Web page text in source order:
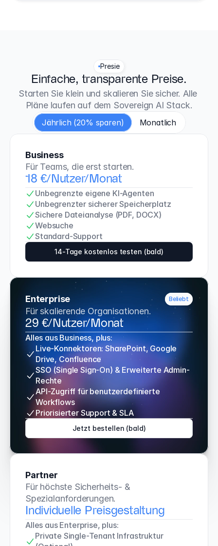
Presie
Einfache, transparente Preise.
Starten Sie klein und skalieren Sie sicher. Alle
Pläne laufen auf dem Sovereign AI Stack.
Jährlich (20% sparen) Monatlich
Business
Für Teams, die erst starten.
18 €/Nutzer/Monat
Unbegrenzte eigene KI-Agenten
Unbegrenzter sicherer Speicherplatz
Sichere Dateianalyse (PDF, DOCX)
Websuche
Standard-Support
14-Tage kostenlos testen (bald)
Enterprise Beliebt
Für skalierende Organisationen.
29 €/Nutzer/Monat
Alles aus Business, plus:
Live-Konnektoren: SharePoint, Google
Drive, Confluence
SSO (Single Sign-On) & Erweiterte Admin-
Rechte
API-Zugriff für benutzerdefinierte
Workflows
Priorisierter Support & SLA
Jetzt bestellen (bald)
Partner
Für höchste Sicherheits- &
Spezialanforderungen.
Individuelle Preisgestaltung
Alles aus Enterprise, plus:
Private Single-Tenant Infrastruktur